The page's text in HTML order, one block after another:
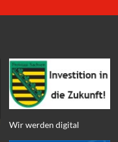
Wir werden digital